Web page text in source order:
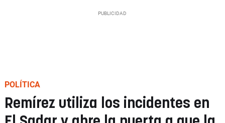
POLÍTICA
Remírez utiliza los incidentes en